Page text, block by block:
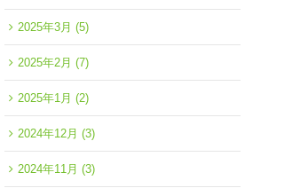
2025年3月 (5)
2025年2月 (7)
2025年1月 (2)
2024年12月 (3)
2024年11月 (3)